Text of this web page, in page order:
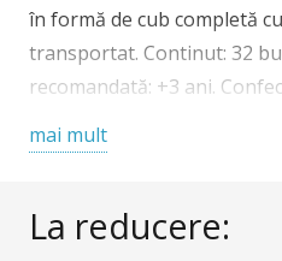
în formă de cub completă
transportat. Continut: 32
recomandată: +3 ani.
EN71&ASTM.
persoane adulte. Producă
mai mult
La reducere: